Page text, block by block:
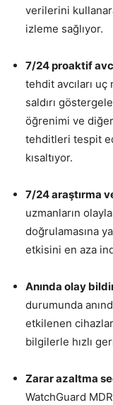
verilerini
izleme sağlıyor.
7/24 proaktif
tehdit avcıları
saldırı
öğrenimi ve
tehditleri tespit
kısaltıyor.
7/24 araştırma
uzmanların
doğrulamasına
etkisini en aza
Anında olay
durumunda
etkilenen
bilgilerle hızlı
Zarar azaltma
WatchGuard